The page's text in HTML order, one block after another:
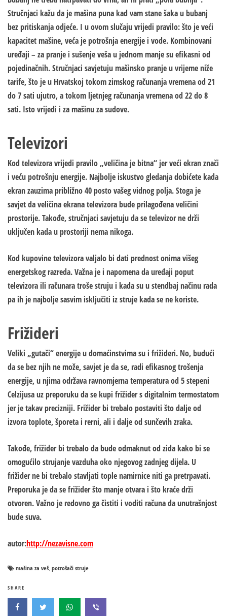
Stručnjaci kažu da je mašina puna kad vam stane šaka u bubanj
bez pritiskanja odjeće. I u ovom slučaju vrijedi pravilo: što je veći
kapacitet mašine, veća je potrošnja energije i vode. Kombinovani
uređaji – za pranje i sušenje veša u jednom manje su efikasni od
pojedinačnih. Stručnjaci savjetuju mašinsko pranje u vrijeme niže
tarife, što je u Hrvatskoj tokom zimskog računanja vremena od 21
do 7 sati ujutro, a tokom ljetnjeg računanja vremena od 22 do 8
sati. Isto vrijedi i za mašinu za sudove.
Televizori
Kod televizora vrijedi pravilo „veličina je bitna“ jer veći ekran znači
i veću potrošnju energije. Najbolje iskustvo gledanja dobićete kada
ekran zauzima približno 40 posto vašeg vidnog polja. Stoga je
savjet da veličina ekrana televizora bude prilagođena veličini
prostorije. Takođe, stručnjaci savjetuju da se televizor ne drži
uključen kada u prostoriji nema nikoga.
Kod kupovine televizora valjalo bi dati prednost onima višeg
energetskog razreda. Važna je i napomena da uređaji poput
televizora ili računara troše struju i kada su u stendbaj načinu rada
pa ih je najbolje sasvim isključiti iz struje kada se ne koriste.
Frižideri
Veliki „gutači“ energije u domaćinstvima su i frižideri. No, budući
da se bez njih ne može, savjet je da se, radi efikasnog trošenja
energije, u njima održava ravnomjerna temperatura od 5 stepeni
Celzijusa uz preporuku da se kupi frižider s digitalnim termostatom
jer je takav precizniji. Frižider bi trebalo postaviti što dalje od
izvora toplote, šporeta i rerni, ali i dalje od sunčevih zraka.
Takođe, frižider bi trebalo da bude odmaknut od zida kako bi se
omogućilo strujanje vazduha oko njegovog zadnjeg dijela. U
frižider ne bi trebalo stavljati tople namirnice niti ga pretrpavati.
Preporuka je da se frižider što manje otvara i što kraće drži
otvoren. Važno je redovno ga čistiti i voditi računa da unutrašnjost
bude suva.
autor:http://nezavisne.com
mašina za veš, potrošači struje
SHARE